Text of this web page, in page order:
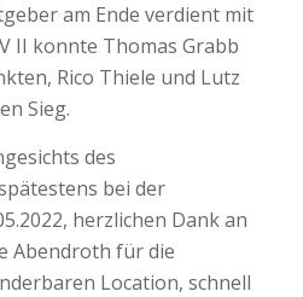
am Ende verdient mit
II konnte Thomas Grabb
Rico Thiele und Lutz
Sieg.
des
bei der
herzlichen Dank an
Abendroth für die
Location, schnell